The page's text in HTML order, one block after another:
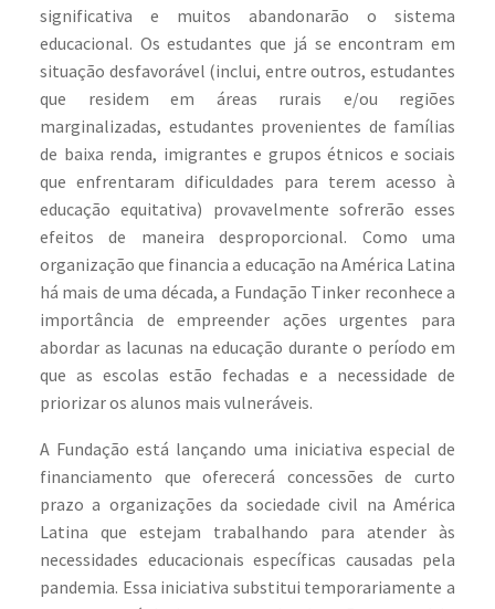
significativa e muitos abandonarão o sistema
educacional. Os estudantes que já se encontram em
situação desfavorável (inclui, entre outros, estudantes
que residem em áreas rurais e/ou regiões
marginalizadas, estudantes provenientes de famílias
de baixa renda, imigrantes e grupos étnicos e sociais
que enfrentaram dificuldades para terem acesso à
educação equitativa) provavelmente sofrerão esses
efeitos de maneira desproporcional. Como uma
organização que financia a educação na América Latina
há mais de uma década, a Fundação Tinker reconhece a
importância de empreender ações urgentes para
abordar as lacunas na educação durante o período em
que as escolas estão fechadas e a necessidade de
priorizar os alunos mais vulneráveis.
A Fundação está lançando uma iniciativa especial de
financiamento que oferecerá concessões de curto
prazo a organizações da sociedade civil na América
Latina que estejam trabalhando para atender às
necessidades educacionais específicas causadas pela
pandemia. Essa iniciativa substitui temporariamente a